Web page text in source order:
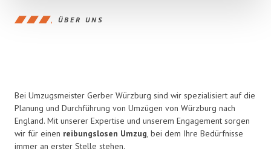
ÜBER UNS
Bei Umzugsmeister Gerber Würzburg sind wir spezialisiert auf die
Planung und Durchführung von Umzügen von Würzburg nach
England. Mit unserer Expertise und unserem Engagement sorgen
wir für einen reibungslosen Umzug, bei dem Ihre Bedürfnisse
immer an erster Stelle stehen.